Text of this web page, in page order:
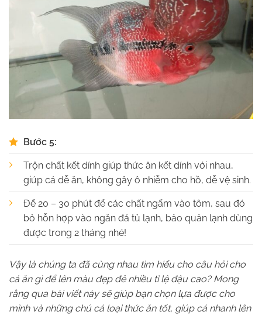
Bước 5:
Trộn chất kết dính giúp thức ăn kết dính với nhau,
giúp cá dễ ăn, không gây ô nhiễm cho hồ, dễ vệ sinh.
Để 20 – 30 phút để các chất ngấm vào tôm, sau đó
bỏ hỗn hợp vào ngăn đá tủ lạnh, bảo quản lạnh dùng
được trong 2 tháng nhé!
Vậy là chúng ta đã cùng nhau tìm hiểu cho câu hỏi cho
cá ăn gì để lên màu đẹp đẻ nhiều tỉ lệ đậu cao? Mong
rằng qua bài viết này sẽ giúp bạn chọn lựa được cho
mình và những chú cá loại thức ăn tốt, giúp cá nhanh lên